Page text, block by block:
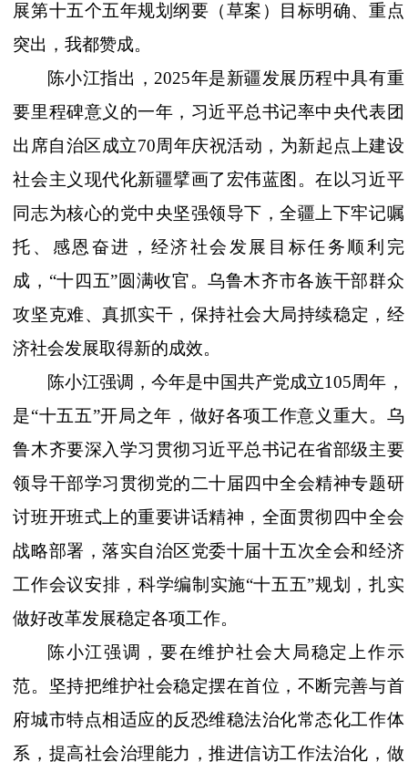
展第十五个五年规划纲要（草案）目标明确、重点
突出，我都赞成。
陈小江指出， 2025年是新疆发展历程中具有重
要里程碑意义的一年，习近平总书记率中央代表团
出席自治区成立70周年庆祝活动，为新起点上建设
社会主义现代化新疆擘画了宏伟蓝图。在以习近平
同志为核心的党中央坚强领导下，全疆上下牢记嘱
托、感恩奋进，经济社会发展目标任务顺利完
成，“十四五”圆满收官。乌鲁木齐市各族干部群众
攻坚克难、真抓实干， 保持社会大局持续稳定，经
济社会发展取得新的成效。
陈小江强调，今年是中国共产党成立105周年，
是“十五五”开局之年，做好各项工作意义重大。乌
鲁木齐要深入学习贯彻习近平总书记在省部级主要
领导干部学习贯彻党的二十届四中全会精神专题研
讨班开班式上的重要讲话精神，全面贯彻四中全会
战略部署，落实自治区党委十届十五次全会和经济
工作会议安排，科学编制实施“十五五”规划，扎实
做好改革发展稳定各项工作。
陈小江强调，要在维护社会大局稳定上作示
范。坚持把维护社会稳定摆在首位，不断完善与首
府城市特点相适应的反恐维稳法治化常态化工作体
系，提高社会治理能力，推进信访工作法治化，做